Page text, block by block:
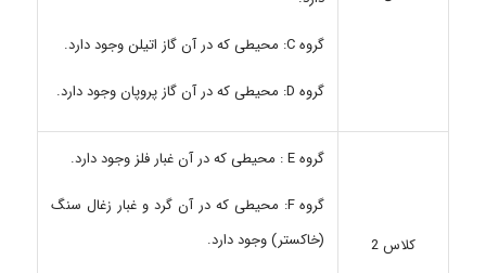
گروه C: محیطی که در آن گاز اتیلن وجود دارد.
گروه D: محیطی که در آن گاز پروپان وجود دارد.
کلاس 2
گروه E : محیطی که در آن غبار فلز وجود دارد.
گروه F: محیطی که در آن گرد و غبار زغال سنگ
(خاکستر) وجود دارد.